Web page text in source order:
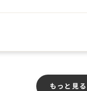
もっと見る